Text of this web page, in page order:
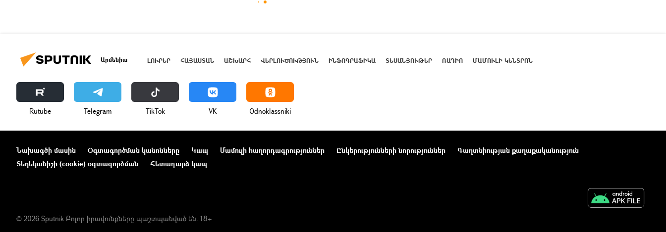
Արմենիա ԼՈՒՐԵՐ ՀԱՅԱՍՏԱՆ ԱՇԽԱՐՀ ՎԵՐԼՈՒԾՈՒԹՅՈՒՆ ԻՆՖՈԳՐԱՖԻԿԱ ՏԵՍԱՆՅՈՒԹԵՐ ՌԱԴԻՈ ՄԱՄՈՒԼԻ ԿԵՆՏՐՈՆ
Rutube Telegram ТikТоk VK Odnoklassniki
Նախագծի մասին Օգտագործման կանոնները Կապ Մամուլի հաղորդագրություններ Ընկերությունների նորություններ
Գաղտնիության քաղաքականություն
Տեղեկանիշի (cookie) օգտագործման
Հետադարձ կապ
© 2026 Sputnik Բոլոր իրավունքները պաշտպանված են. 18+